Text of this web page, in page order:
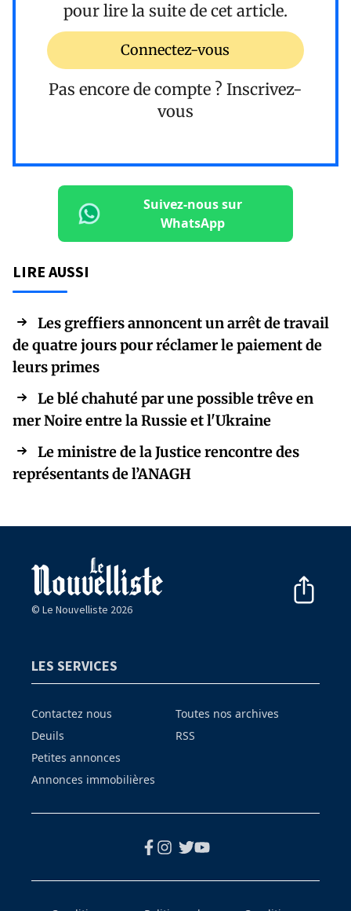
pour lire la suite de cet article.
Connectez-vous
Pas encore de compte ? Inscrivez-
vous
Suivez-nous sur
WhatsApp
LIRE AUSSI
Les greffiers annoncent un arrêt de travail
de quatre jours pour réclamer le paiement de
leurs primes
Le blé chahuté par une possible trêve en
mer Noire entre la Russie et l'Ukraine
Le ministre de la Justice rencontre des
représentants de l’ANAGH
© Le Nouvelliste 2026
LES SERVICES
Contactez nous
Deuils
Petites annonces
Annonces immobilières
Toutes nos archives
RSS